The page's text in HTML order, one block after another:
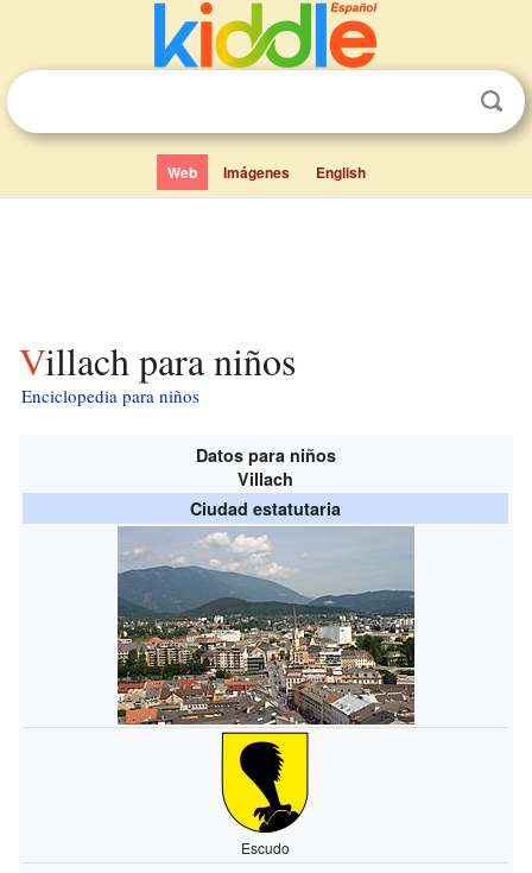
Web Imágenes English
Villach para niños
Enciclopedia para niños
Datos para niños
Villach
Ciudad estatutaria
Escudo